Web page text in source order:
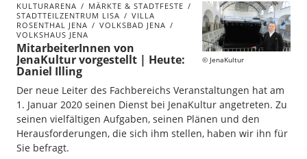
JenaKultur
KULTURARENA
MÄRKTE & STADTFESTE
STADTTEILZENTRUM LISA
VILLA
ROSENTHAL JENA
VOLKSBAD JENA
VOLKSHAUS JENA
MitarbeiterInnen von
JenaKultur vorgestellt | Heute:
Daniel Illing
Der neue Leiter des Fachbereichs Veranstaltungen hat am
1. Januar 2020 seinen Dienst bei JenaKultur angetreten. Zu
seinen vielfältigen Aufgaben, seinen Plänen und den
Herausforderungen, die sich ihm stellen, haben wir ihn für
Sie befragt.